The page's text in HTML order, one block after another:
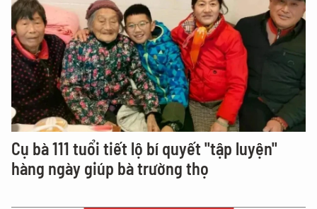
Cụ bà 111 tuổi tiết lộ bí quyết "tập luyện"
hàng ngày giúp bà trường thọ